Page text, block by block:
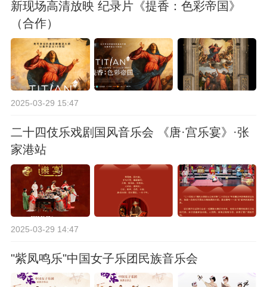
新现场高清放映 纪录片《提香：色彩帝国》
（合作）
2025-03-29 15:47
二十四伎乐戏剧国风音乐会 《唐·宫乐宴》·张
家港站
2025-03-29 14:47
"紫凤鸣乐"中国女子乐团民族音乐会